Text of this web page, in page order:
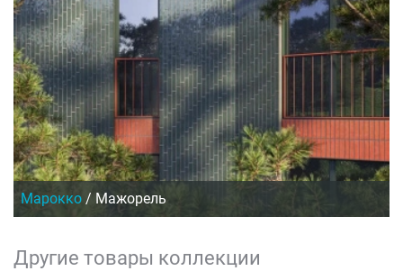
Марокко / Мажорель
Другие товары коллекции